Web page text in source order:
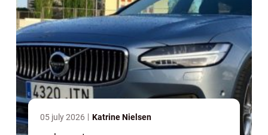
05 july 2026 Katrine Nielsen